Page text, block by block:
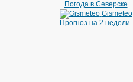
Погода в Северске
Gismeteo
Прогноз на 2 недели